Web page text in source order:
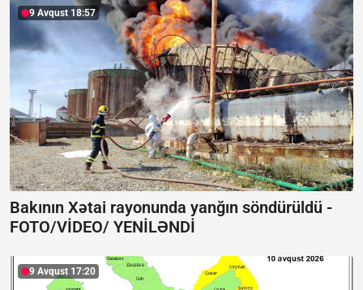
9 Avqust 18:57
Bakının Xətai rayonunda yanğın söndürüldü -
FOTO/VİDEO/ YENİLƏNDİ
9 Avqust 17:20